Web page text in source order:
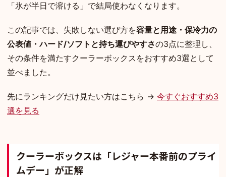
「氷が半日で溶ける」で結局使わなくなります。
この記事では、失敗しない選び方を容量と用途・保冷力の
公表値・ハード/ソフトと持ち運びやすさの3点に整理し、
その条件を満たすクーラーボックスをおすすめ3選として
並べました。
先にランキングだけ見たい方はこちら → 今すぐおすすめ3
選を見る
クーラーボックスは「レジャー本番前のプライ
ムデー」が正解